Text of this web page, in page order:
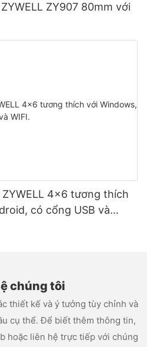
ZY907 80mm với
4x6 tương thích
có cổng USB và
chúng tôi
thiết kế và ý tưởng tùy chỉnh và
cụ thể. Để biết thêm thông tin,
hoặc liên hệ trực tiếp với chúng